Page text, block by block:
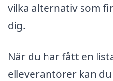
vilka alternativ som
dig.
När du har fått en
elleverantörer kan